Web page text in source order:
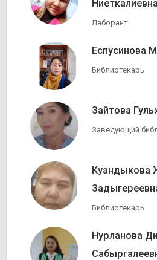
Ниеткалиевна
Лаборант
Еспусинова
Библиотекарь
Зайтова
Заведующий
Куандыкова
Библиотекарь
Нурланова